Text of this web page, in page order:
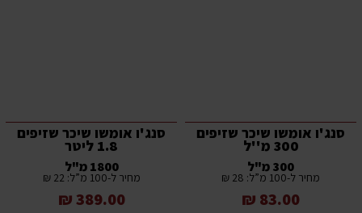
סנג'ו אומשו שיכר שזיפים
300 מ''ל
300 מ"ל
מחיר ל-100 מ”ל: 28 ₪
83.00 ₪
סנג'ו אומשו שיכר שזיפים
1.8 ליטר
1800 מ"ל
מחיר ל-100 מ”ל: 22 ₪
389.00 ₪